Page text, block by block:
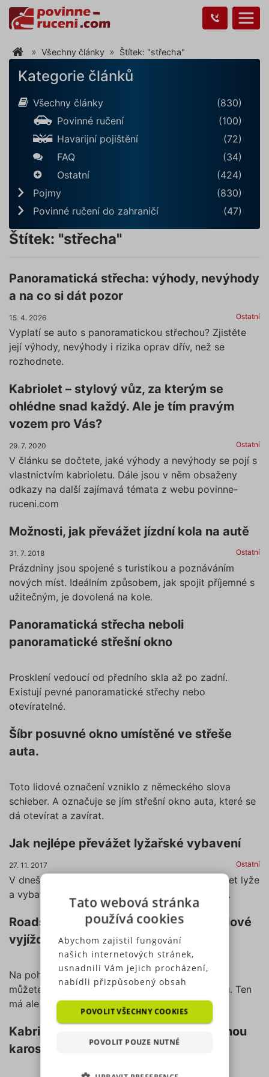
Všechny články Štítek: "střecha"
Kategorie článků
Všechny články
(830)
Povinné ručení
(100)
Havarijní pojištění
(72)
FAQ
(34)
Ostatní
(424)
Pojmy
(830)
Povinné ručení do zahraničí
(47)
Štítek: "střecha"
Panoramatická střecha: výhody, nevýhody
a na co si dát pozor
15. 4. 2026 Ostatní
Vyplatí se auto s panoramatickou střechou? Zjistěte
její výhody, nevýhody i rizika oprav dřív, než se
rozhodnete.
Kabriolet – stylový vůz, za kterým se
ohlédne snad každý. Ale je tím pravým
vozem pro Vás?
29. 7. 2020 Ostatní
V článku se dočtete, jaké výhody a nevýhody se pojí s
vlastnictvím kabrioletu. Dále jsou v něm obsaženy
odkazy na další zajímavá témata z webu povinne-
ruceni.com
Možnosti, jak převážet jízdní kola na autě
31. 7. 2018 Ostatní
Prázdniny jsou spojené s turistikou a poznáváním
nových míst. Ideálním způsobem, jak spojit příjemné s
užitečným, je dovolená na kole.
Panoramatická střecha neboli
panoramatické střešní okno
Prosklení vedoucí od předního skla až po zadní.
Existují pevné panoramatické střechy nebo
otevíratelné.
Šíbr posuvné okno umístěné ve střeše
auta.
Toto lidové označení vzniklo z německého slova
schieber. A označuje se jím střešní okno auta, které se
dá otevírat a zavírat.
Jak nejlépe převážet lyžařské vybavení
27. 11. 2017 Ostatní
V dnešním článku se dozvíte jak správně převážet lyže
a vybavení, aniž byste ohrozili svou bezpečnost.
Roadster – dvoumístný vůz pro pohodové
vyjížďky
Na pohodovou vyjížďku s větrem ve vlasech se
můžete vydat kromě kabrioletu také v roadsteru. Ten
má ale pouze jednu řadu sedadel.
Kabriolet – osobní automobil s otevřenou
karoserií
Tato webová stránka
používá cookies
Abychom zajistil fungování
našich internetových stránek,
usnadnili Vám jejich procházení,
nabídli přizpůsobený obsah
analyzovat návštěvnost,
využíváme soubory cookies,
které sdílíme se svými partnery
POVOLIT VŠECHNY COOKIES
POVOLIT POUZE NUTNÉ